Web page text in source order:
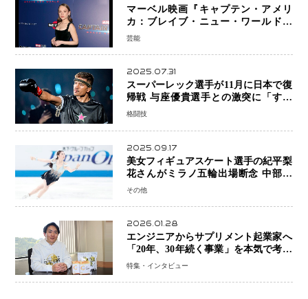
マーベル映画『キャプテン・アメリ
カ：ブレイブ・ニュー・ワールド』
新ブラック・ウィドウ役のシラ・ハー
芸能
2025.07.31
スーパーレック選手が11月に日本で復
帰戦 与座優貴選手との激突に「すべ
ての技術を見せたい」
格闘技
2025.09.17
美女フィギュアスケート選手の紀平梨
花さんがミラノ五輪出場断念 中部選
手権欠場を発表「安全最優先の判断」
その他
2026.01.28
エンジニアからサプリメント起業家へ
「20年、30年続く事業」を本気で考え
た竹田嶺さんの決断
特集・インタビュー